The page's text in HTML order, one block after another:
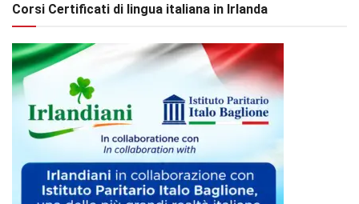
Corsi Certificati di lingua italiana in Irlanda